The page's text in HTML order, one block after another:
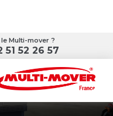
Multi-mover ?
52 26 57